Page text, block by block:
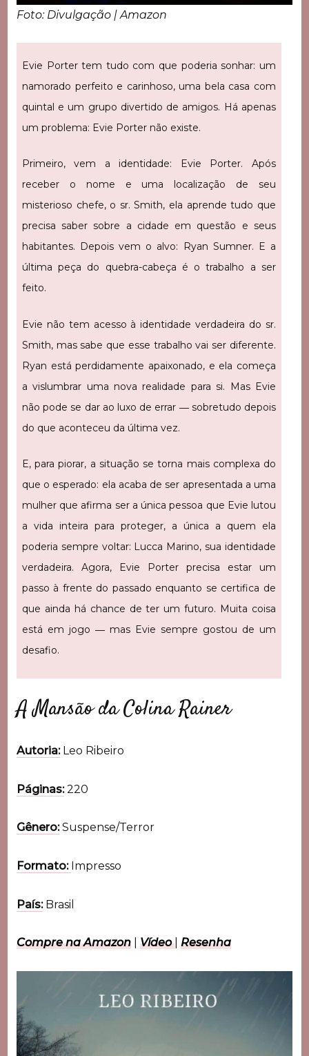
Foto: Divulgação | Amazon
Evie Porter tem tudo com que poderia sonhar: um
namorado perfeito e carinhoso, uma bela casa com
quintal e um grupo divertido de amigos. Há apenas
um problema: Evie Porter não existe.
Primeiro, vem a identidade: Evie Porter. Após
receber o nome e uma localização de seu
misterioso chefe, o sr. Smith, ela aprende tudo que
precisa saber sobre a cidade em questão e seus
habitantes. Depois vem o alvo: Ryan Sumner. E a
última peça do quebra-cabeça é o trabalho a ser
feito.
Evie não tem acesso à identidade verdadeira do sr.
Smith, mas sabe que esse trabalho vai ser diferente.
Ryan está perdidamente apaixonado, e ela começa
a vislumbrar uma nova realidade para si. Mas Evie
não pode se dar ao luxo de errar ― sobretudo depois
do que aconteceu da última vez.
E, para piorar, a situação se torna mais complexa do
que o esperado: ela acaba de ser apresentada a uma
mulher que afirma ser a única pessoa que Evie lutou
a vida inteira para proteger, a única a quem ela
poderia sempre voltar: Lucca Marino, sua identidade
verdadeira. Agora, Evie Porter precisa estar um
passo à frente do passado enquanto se certifica de
que ainda há chance de ter um futuro. Muita coisa
está em jogo ― mas Evie sempre gostou de um
desafio.
A Mansão da Colina Rainer
Autoria:Leo Ribeiro
Páginas:220
Gênero:Suspense/Terror
Formato: Impresso
País:Brasil
Compre na Amazon Vídeo| Resenha